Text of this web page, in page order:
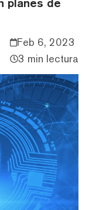
Feb 6, 2023
3 min lectura